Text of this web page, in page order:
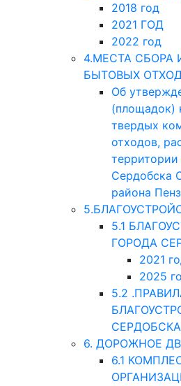
2018 год
2021 ГОД
2022 год
4.МЕСТА СБОРА
БЫТОВЫХ
Об
(площадок)
твердых
отходов,
территории
Сердобска
района
5.1
ГОРОДА
2021
2025
5.2
СЕРДОБСКА
6. ДОРОЖНОЕ
6.1